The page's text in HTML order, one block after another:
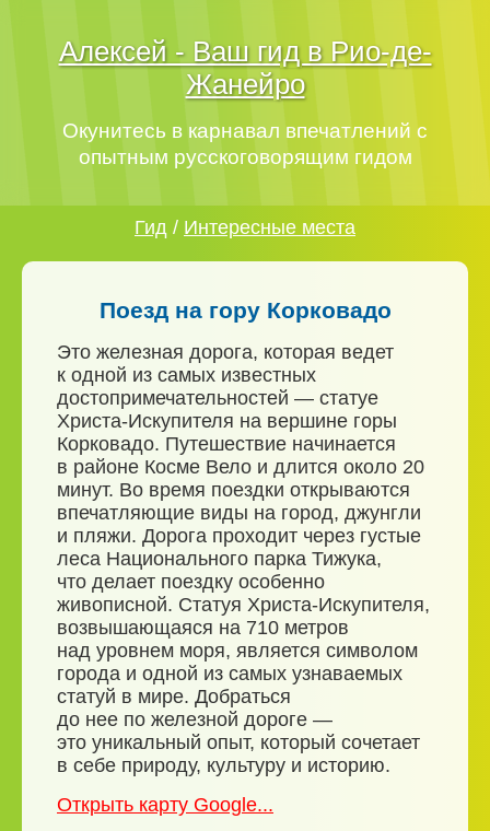
Алексей - Ваш гид в Рио-де-
Жанейро
Окунитесь в карнавал впечатлений с
опытным русскоговорящим гидом
Гид / Интересные места
Поезд на гору Корковадо
Это железная дорога, которая ведет
к одной из самых известных
достопримечательностей — статуе
Христа-Искупителя на вершине горы
Корковадо. Путешествие начинается
в районе Косме Вело и длится около 20
минут. Во время поездки открываются
впечатляющие виды на город, джунгли
и пляжи. Дорога проходит через густые
леса Национального парка Тижука,
что делает поездку особенно
живописной. Статуя Христа-Искупителя,
возвышающаяся на 710 метров
над уровнем моря, является символом
города и одной из самых узнаваемых
статуй в мире. Добраться
до нее по железной дороге —
это уникальный опыт, который сочетает
в себе природу, культуру и историю.
Открыть карту Google...